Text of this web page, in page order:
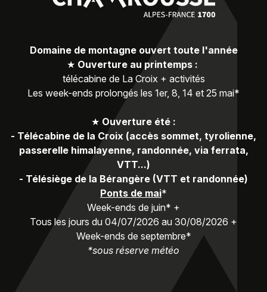
Domaine de montagne ouvert toute l'année
★ Ouverture au printemps :
télécabine de La Croix + activités
Les week-ends prolongés les 1er, 8, 14 et 25 mai*
★ Ouverture été :
- Télécabine de la Croix (accès sommet, tyrolienne,
passerelle himalayenne, randonnée, via ferrata,
VTT...)
- Télésiège de la Bérangère (VTT et randonnée)
Ponts de mai*
Week-ends de juin* +
Tous les jours du 04/07/2026 au 30/08/2026 +
Week-ends de septembre*
*sous réserve météo